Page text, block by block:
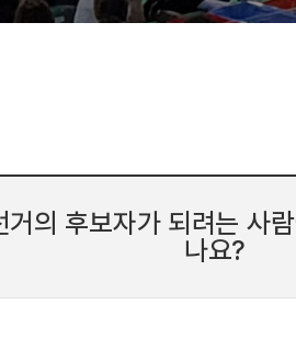
의 후보자가 되려는 사
나요?